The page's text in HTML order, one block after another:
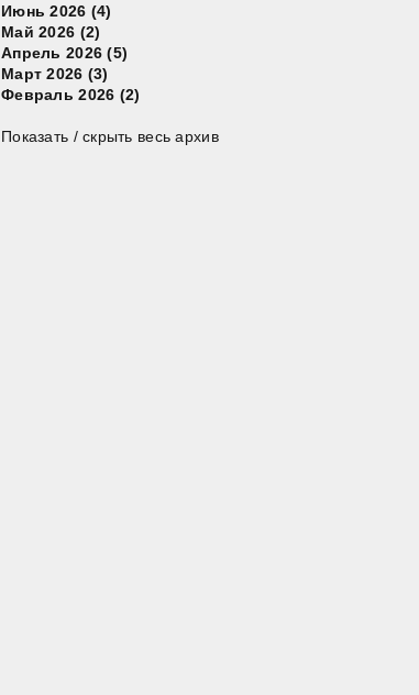
Июнь 2026 (4)
Май 2026 (2)
Апрель 2026 (5)
Март 2026 (3)
Февраль 2026 (2)
Показать / скрыть весь архив